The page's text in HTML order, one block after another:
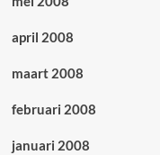
april 2008
maart 2008
februari 2008
januari 2008